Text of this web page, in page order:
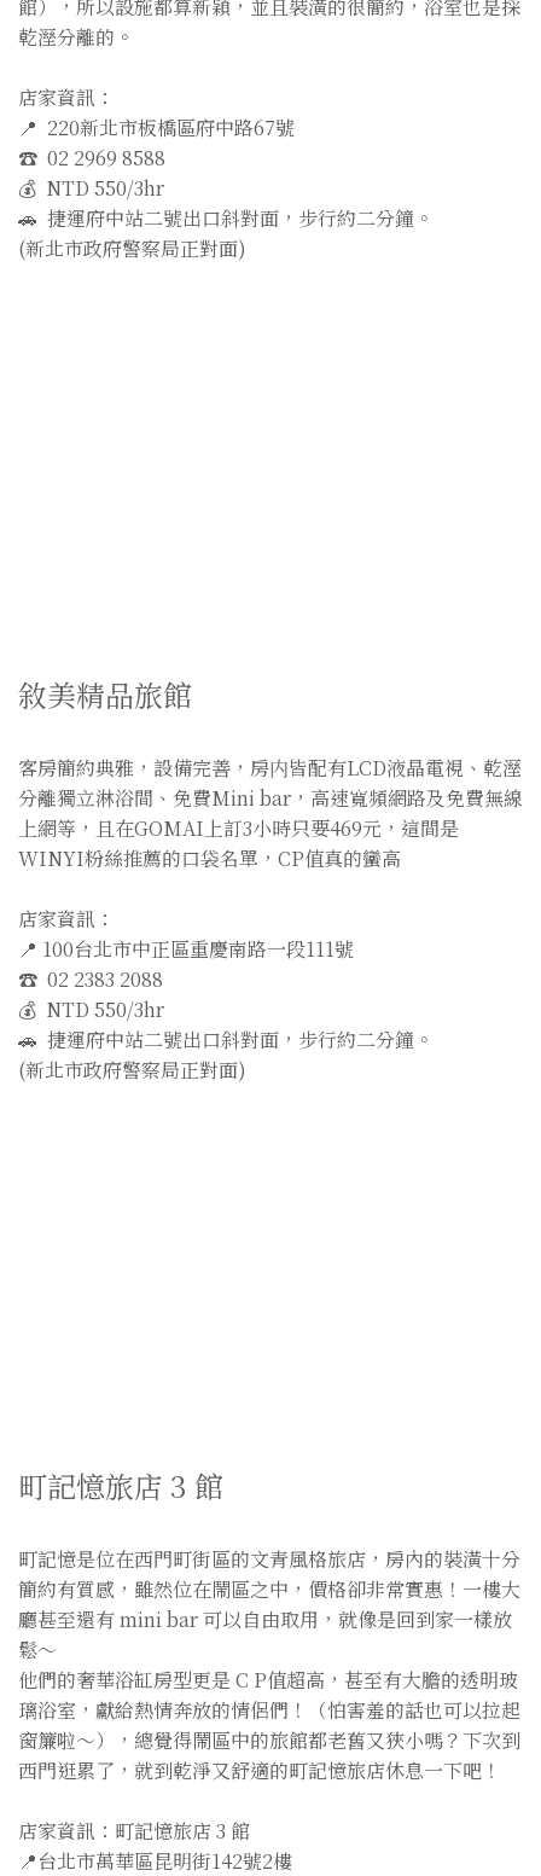
館），所以設施都算新穎，並且裝潢的很簡約，浴室也是採
乾溼分離的。
店家資訊：
📍 220新北市板橋區府中路67號
☎️ 02 2969 8588
💰 NTD 550/3hr
🚗 捷運府中站二號出口斜對面，步行約二分鐘。
(新北市政府警察局正對面)
敘美精品旅館
客房簡約典雅，設備完善，房内皆配有LCD液晶電視、乾溼
分離獨立淋浴間、免費Mini bar，高速寬頻網路及免費無線
上網等，且在GOMAI上訂3小時只要469元，這間是
WINYI粉絲推薦的口袋名單，CP值真的蠻高
店家資訊：
📍 100台北市中正區重慶南路一段111號
☎️ 02 2383 2088
💰 NTD 550/3hr
🚗 捷運府中站二號出口斜對面，步行約二分鐘。
(新北市政府警察局正對面)
町記憶旅店 3 館
町記憶是位在西門町街區的文青風格旅店，房內的裝潢十分
簡約有質感，雖然位在鬧區之中，價格卻非常實惠！一樓大
廳甚至還有 mini bar 可以自由取用，就像是回到家一樣放
鬆～
他們的奢華浴缸房型更是 C P值超高，甚至有大膽的透明玻
璃浴室，獻給熱情奔放的情侶們！（怕害羞的話也可以拉起
窗簾啦～），總覺得鬧區中的旅館都老舊又狹小嗎？下次到
西門逛累了，就到乾淨又舒適的町記憶旅店休息一下吧！
店家資訊：町記憶旅店 3 館
📍台北市萬華區昆明街142號2樓